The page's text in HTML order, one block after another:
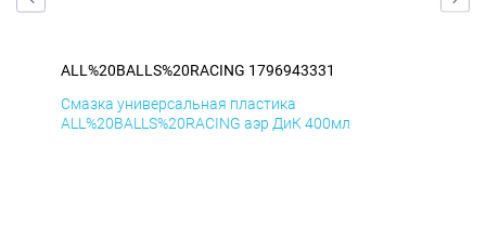
ALL%20BALLS%20RACING 1796943331
Смазка универсальная пластика
ALL%20BALLS%20RACING аэр ДиК 400мл